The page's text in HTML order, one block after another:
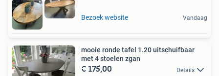
Bezoek website Vandaag
mooie ronde tafel 1.20 uitschuifbaar
met 4 stoelen zgan
€ 175,00 Details